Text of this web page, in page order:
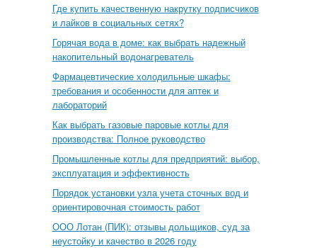
Где купить качественную накрутку подписчиков
и лайков в социальных сетях?
Горячая вода в доме: как выбрать надежный
накопительный водонагреватель
Фармацевтические холодильные шкафы:
требования и особенности для аптек и
лабораторий
Как выбрать газовые паровые котлы для
производства: Полное руководство
Промышленные котлы для предприятий: выбор,
эксплуатация и эффективность
Порядок установки узла учета сточных вод и
ориентировочная стоимость работ
ООО Лотан (ПИК): отзывы дольщиков, суд за
неустойку и качество в 2026 году